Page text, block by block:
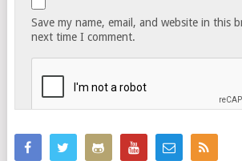
Save my name, email, and website in this
next time I comment.